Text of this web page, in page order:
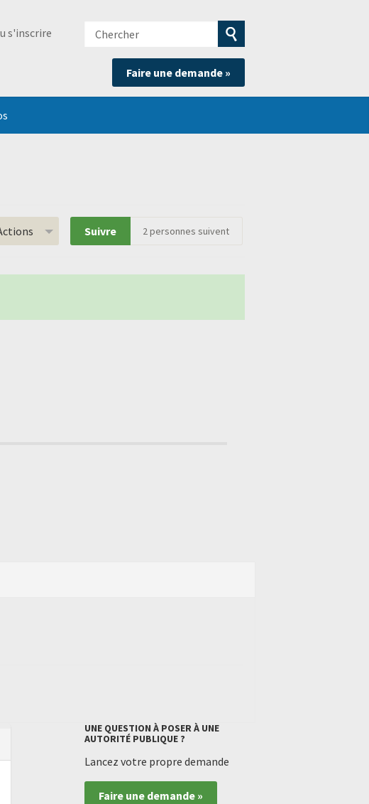
s'inscrire
Chercher
Soumettre
la
recherche
Faire une demande »
Suivre 2personnes suivent
UNE QUESTION À POSER À UNE
AUTORITÉ PUBLIQUE ?
Lancez votre propre demande
Faire une demande »